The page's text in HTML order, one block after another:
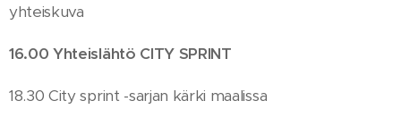
yhteiskuva
16.00 Yhteislähtö CITY SPRINT
18.30 City sprint -sarjan kärki maalissa